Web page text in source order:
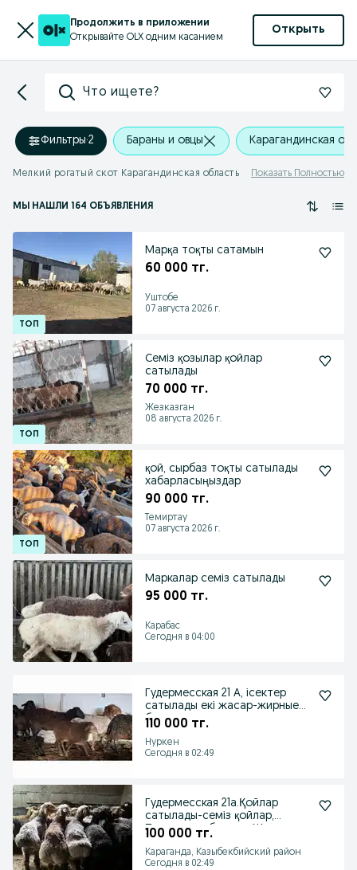
Продолжить в приложении
Открывайте OLX одним касанием
Открыть
Что ищете?
Фильтры·2 Бараны и овцы Карагандинская
Мелкий рогатый скот Карагандинская область Показать Полностью
МЫ НАШЛИ 164 ОБЪЯВЛЕНИЯ
Марқа тоқты сатамын
60 000 тг.
Уштобе
07 августа 2026 г.
Семіз қозылар қойлар
сатылады
70 000 тг.
Жезказган
08 августа 2026 г.
қой, сырбаз тоқты сатылады
хабарласыңыздар
90 000 тг.
Темиртау
07 августа 2026 г.
Маркалар семіз сатылады
95 000 тг.
Карабас
Сегодня в 04:00
Гудермесская 21 А, ісектер
сатылады екі жасар-жирные
бпраны продаются
110 000 тг.
Нуркен
Сегодня в 02:49
Гудермесская 21а.Қойлар
сатылады-семіз қойлар,
Продаются бараны-Жирные
100 000 тг.
Караганда, Казыбекбийский район
Сегодня в 02:49